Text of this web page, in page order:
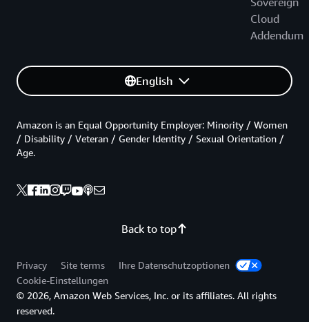
Cloud
Addendum
English
Back to top
Amazon is an Equal Opportunity Employer: Minority / Women
/ Disability / Veteran / Gender Identity / Sexual Orientation /
Age.
Privacy Site terms
Ihre Datenschutzoptionen
Cookie-Einstellungen
© 2026, Amazon Web Services, Inc. or its affiliates. All rights
reserved.